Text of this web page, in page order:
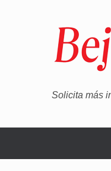
Solicita más